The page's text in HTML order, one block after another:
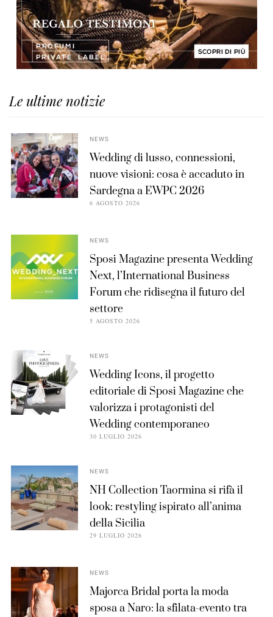
Le ultime notizie
NEWS
Wedding di lusso, connessioni,
nuove visioni: cosa è accaduto in
Sardegna a EWPC 2026
6 AGOSTO 2026
NEWS
Sposi Magazine presenta Wedding
Next, l’International Business
Forum che ridisegna il futuro del
settore
5 AGOSTO 2026
NEWS
Wedding Icons, il progetto
editoriale di Sposi Magazine che
valorizza i protagonisti del
Wedding contemporaneo
30 LUGLIO 2026
NEWS
NH Collection Taormina si rifà il
look: restyling ispirato all’anima
della Sicilia
29 LUGLIO 2026
NEWS
Majorca Bridal porta la moda
sposa a Naro: la sfilata-evento tra